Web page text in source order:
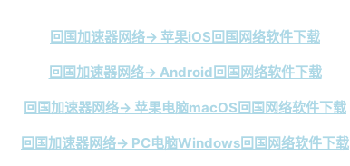
回国加速器网络→ 苹果iOS回国网络软件下载
回国加速器网络→ Android回国网络软件下载
回国加速器网络→ 苹果电脑macOS回国网络软件下载
回国加速器网络→ PC电脑Windows回国网络软件下载